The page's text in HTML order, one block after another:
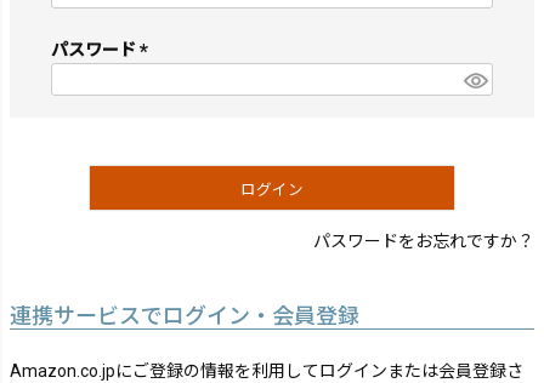
須)
パスワード
須)
ログイン
パスワードをお忘れですか？
連携サービスでログイン・会員登録
Amazon.co.jpにご登録の情報を利用してログインまたは会員登録さ